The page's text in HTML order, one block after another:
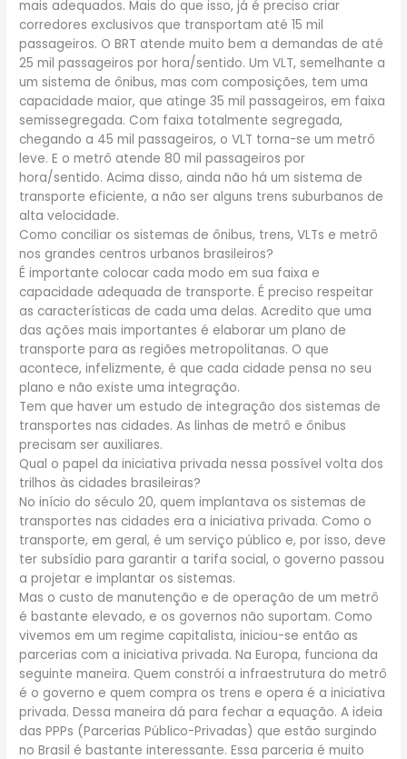
mais adequados. Mais do que isso, já é preciso criar
corredores exclusivos que transportam até 15 mil
passageiros. O BRT atende muito bem a demandas de até
25 mil passageiros por hora/sentido. Um VLT, semelhante a
um sistema de ônibus, mas com composições, tem uma
capacidade maior, que atinge 35 mil passageiros, em faixa
semissegregada. Com faixa totalmente segregada,
chegando a 45 mil passageiros, o VLT torna-se um metrô
leve. E o metrô atende 80 mil passageiros por
hora/sentido. Acima disso, ainda não há um sistema de
transporte eficiente, a não ser alguns trens suburbanos de
alta velocidade.
Como conciliar os sistemas de ônibus, trens, VLTs e metrô
nos grandes centros urbanos brasileiros?
É importante colocar cada modo em sua faixa e
capacidade adequada de transporte. É preciso respeitar
as características de cada uma delas. Acredito que uma
das ações mais importantes é elaborar um plano de
transporte para as regiões metropolitanas. O que
acontece, infelizmente, é que cada cidade pensa no seu
plano e não existe uma integração.
Tem que haver um estudo de integração dos sistemas de
transportes nas cidades. As linhas de metrô e ônibus
precisam ser auxiliares.
Qual o papel da iniciativa privada nessa possível volta dos
trilhos às cidades brasileiras?
No início do século 20, quem implantava os sistemas de
transportes nas cidades era a iniciativa privada. Como o
transporte, em geral, é um serviço público e, por isso, deve
ter subsídio para garantir a tarifa social, o governo passou
a projetar e implantar os sistemas.
Mas o custo de manutenção e de operação de um metrô
é bastante elevado, e os governos não suportam. Como
vivemos em um regime capitalista, iniciou-se então as
parcerias com a iniciativa privada. Na Europa, funciona da
seguinte maneira. Quem constrói a infraestrutura do metrô
é o governo e quem compra os trens e opera é a iniciativa
privada. Dessa maneira dá para fechar a equação. A ideia
das PPPs (Parcerias Público-Privadas) que estão surgindo
no Brasil é bastante interessante. Essa parceria é muito